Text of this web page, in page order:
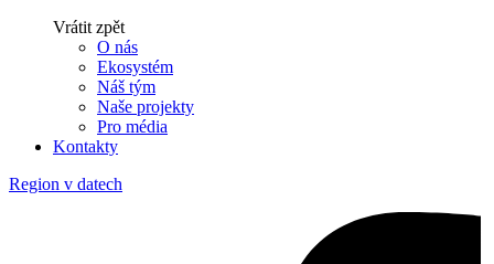
Vrátit zpět
O nás
Ekosystém
Náš tým
Naše projekty
Pro média
Kontakty
Region v datech